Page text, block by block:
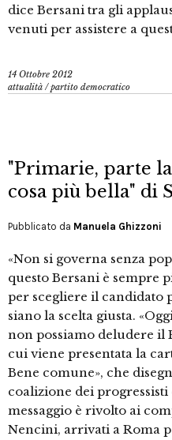
dice Bersani tra gli
venuti per assistere a
14 Ottobre 2012
attualità /partito democratico
"Primarie, parte
cosa più bella" di
Pubblicato da Manuela Ghizzoni
«Non si governa senza
questo Bersani è sempre
per scegliere il candidato
siano la scelta giusta.
non possiamo deludere il
cui viene presentata la
Bene comune», che
coalizione dei
messaggio è rivolto ai
Nencini, arrivati a Roma